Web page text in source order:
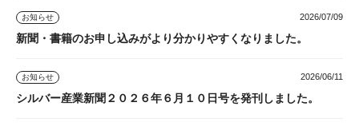
お知らせ 2026/07/09
新聞・書籍のお申し込みがより分かりやすくなりました。
お知らせ 2026/06/11
シルバー産業新聞２０２６年６月１０日号を発刊しました。